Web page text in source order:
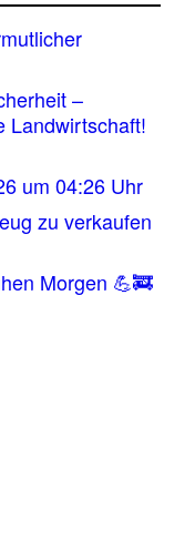
–
Landwirtschaft!
um 04:26 Uhr
zu verkaufen
Morgen 💪🚒